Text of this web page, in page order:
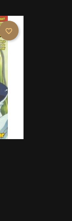
favorite_border